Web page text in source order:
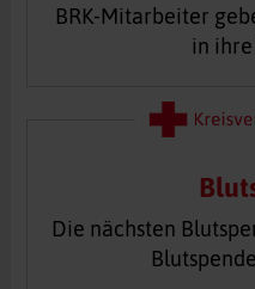
BRK-Mitarbeiter
in
Die nächsten